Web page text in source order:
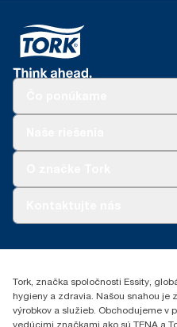
Essity Slovakia s.r.o.
049 12 Gemerská Hôrka
Tork, značka spoločnosti Essity,
hygieny a zdravia. Našou snahou je
výrobkov a služieb. Obchodujeme v
vedúcimi značkami ako sú TENA a